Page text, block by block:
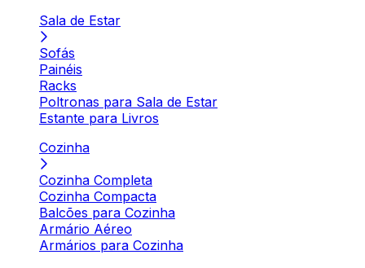
Sala de Estar
Sofás
Painéis
Racks
Poltronas para Sala de Estar
Estante para Livros
Cozinha
Cozinha Completa
Cozinha Compacta
Balcões para Cozinha
Armário Aéreo
Armários para Cozinha